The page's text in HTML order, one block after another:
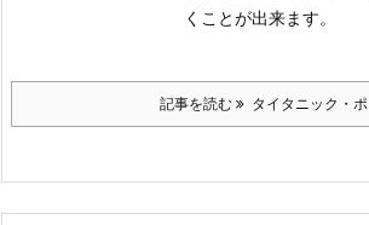
くことが出来ます。
記事を読む タイタニック・